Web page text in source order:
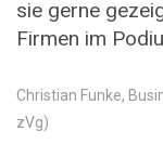
sie gerne
Firmen im
Christian Funke,
zVg)